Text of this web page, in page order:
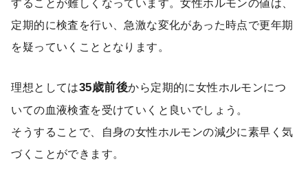
することが難しくなっています。女性ホルモンの値は、
定期的に検査を行い、急激な変化があった時点で更年期
を疑っていくこととなります。
理想としては35歳前後から定期的に女性ホルモンにつ
いての血液検査を受けていくと良いでしょう。
そうすることで、自身の女性ホルモンの減少に素早く気
づくことができます。